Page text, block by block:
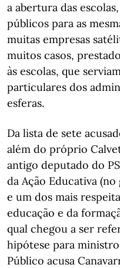
a abertura das
públicos para as
muitas empresas
muitos casos,
às escolas, que
particulares dos
esferas.
Da lista de sete
além do próprio
antigo deputado do
da Ação Educativa
e um dos mais
educação e da
qual chegou a ser
hipótese para
Público acusa